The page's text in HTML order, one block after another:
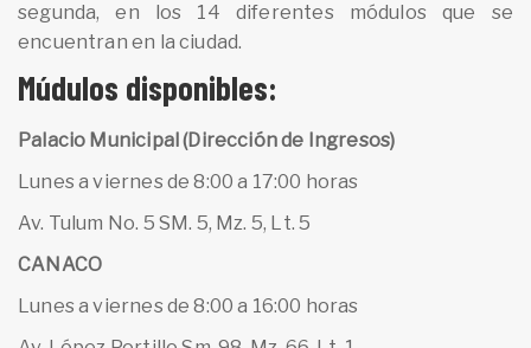
segunda, en los 14 diferentes módulos que se
encuentran en la ciudad.
Múdulos disponibles:
Palacio Municipal (Dirección de Ingresos)
Lunes a viernes de 8:00 a 17:00 horas
Av. Tulum No. 5 SM. 5, Mz. 5, Lt. 5
CANACO
Lunes a viernes de 8:00 a 16:00 horas